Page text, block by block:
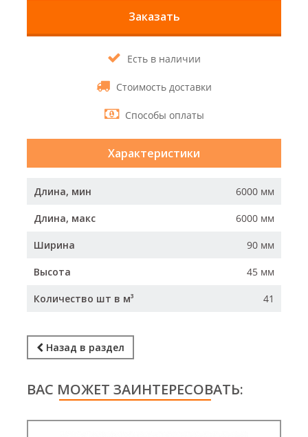
Заказать
Есть в наличии
Стоимость доставки
Способы оплаты
Характеристики
Длина, мин 6000 мм
Длина, макс 6000 мм
Ширина 90 мм
Высота 45 мм
Количество шт в м³ 41
Назад в раздел
ВАС МОЖЕТ ЗАИНТЕРЕСОВАТЬ: